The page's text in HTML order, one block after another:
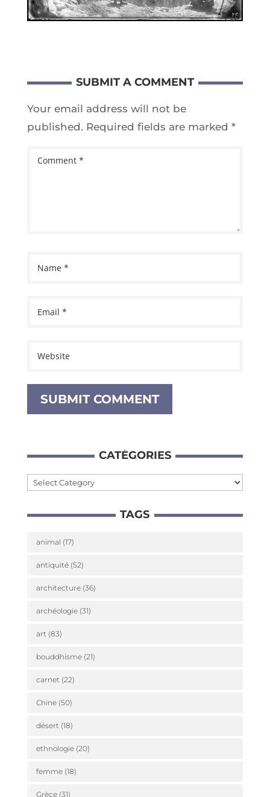
SUBMIT A COMMENT
Your email address will not be
published. Required fields are marked *
CATÉ­GO­RIES
Caté­
ries
TAGS
animal (17)
antiquité(52)
architecture(36)
archéologie(31)
art(83)
bouddhisme(21)
carnet(22)
Chine(50)
désert(18)
ethnologie(20)
femme(18)
Grèce(31)